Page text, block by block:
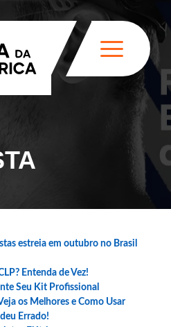
estreia em outubro no Brasil
Entenda de Vez!
Seu Kit Profissional
os Melhores e Como Usar
Errado!